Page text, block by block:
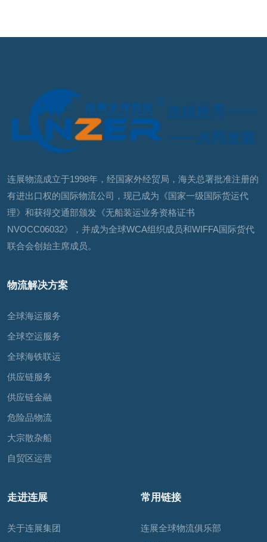
连展物流成立于1998年，经国家外经贸局，海关总署批准注册的
有进出口权的国际物流公司，现已成为《国家一级国际货运代
理》和获得交通部颁发《无船装运业务资格证书
NVOCC06032》，并成为全球WCA组织成员和WIFFA国际货代
联合会创始主席成员。
物流解决方案
全球海运服务
全球空运服务
全球海铁联运
供应链服务
供应链金融
危险品物流
大宗散杂船
自贸区运营
走进连展
关于连展集团
常用链接
连展全球物流俱乐部